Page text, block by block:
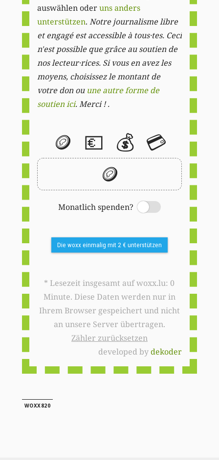
auswählen oderuns anders
unterstützen. Notre journalisme libre
et engagé est accessible à tous·tes. Ceci
n'est possible que grâce au soutien de
nos lecteur·rices. Si vous en avez les
moyens, choisissez le montant de
votre don ou une autre forme de
soutien ici. Merci ! .
🪙 💶 💰 💳
🪙
Monatlich spenden?
Switch
Die woxx einmalig mit 2 € unterstützen
* Lesezeit insgesamt auf woxx.lu: 0
Minute. Diese Daten werden nur in
Ihrem Browser gespeichert und nicht
an unsere Server übertragen.
Zähler zurücksetzen
developed bydekoder
WOXX820